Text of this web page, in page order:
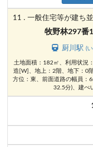
11 . 一般住宅等が建ち
牧野林297番
厨川駅 (
土地面積：182㎡、利用状況
造[W]、地上：2階、地下：0
方位：東、前面道路の幅員：
32.5分)、建ぺ